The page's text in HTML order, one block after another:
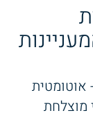
משולב לשתי גרסאות של ה 208 - אוטומטית
מוצלחת